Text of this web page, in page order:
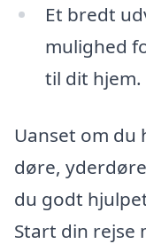
Et bredt
mulighed
til dit hjem.
Uanset om du
døre,
du godt
Start din rejse